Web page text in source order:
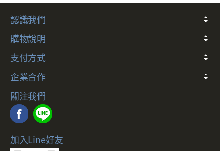
認識我們
購物說明
支付方式
企業合作
關注我們
加入Line好友